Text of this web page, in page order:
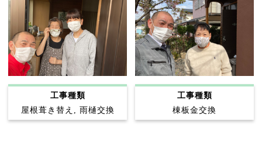
工事種類
屋根葺き替え, 雨樋交換
工事種類
棟板金交換